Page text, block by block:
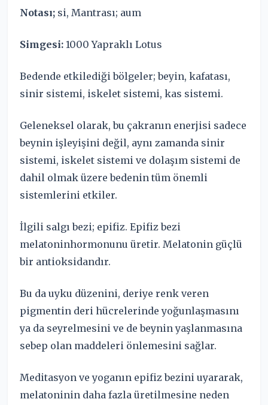
Notası; si, Mantrası; aum
Simgesi: 1000 Yapraklı Lotus
Bedende etkilediği bölgeler; beyin, kafatası,
sinir sistemi, iskelet sistemi, kas sistemi.
Geleneksel olarak, bu çakranın enerjisi sadece
beynin işleyişini değil, aynı zamanda sinir
sistemi, iskelet sistemi ve dolaşım sistemi de
dahil olmak üzere bedenin tüm önemli
sistemlerini etkiler.
İlgili salgı bezi; epifiz. Epifiz bezi
melatoninhormonunu üretir. Melatonin güçlü
bir antioksidandır.
Bu da uyku düzenini, deriye renk veren
pigmentin deri hücrelerinde yoğunlaşmasını
ya da seyrelmesini ve de beynin yaşlanmasına
sebep olan maddeleri önlemesini sağlar.
Meditasyon ve yoganın epifiz bezini uyararak,
melatoninin daha fazla üretilmesine neden